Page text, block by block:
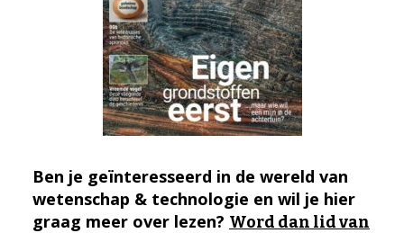
Ben je geïnteresseerd in de wereld van
wetenschap & technologie en wil je hier
graag meer over lezen? Word dan lid van